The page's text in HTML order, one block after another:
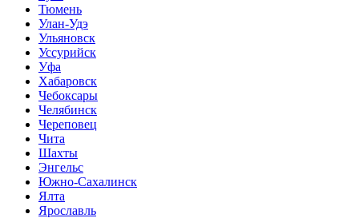
Тюмень
Улан-Удэ
Ульяновск
Уссурийск
Уфа
Хабаровск
Чебоксары
Челябинск
Череповец
Чита
Шахты
Энгельс
Южно-Сахалинск
Ялта
Ярославль